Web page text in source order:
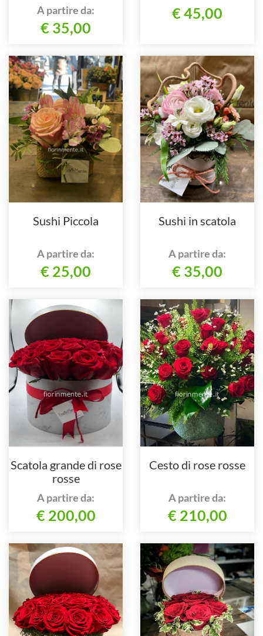
A partire da:
€ 35,00
€ 45,00
Sushi Piccola
A partire da:
€ 25,00
Sushi in scatola
A partire da:
€ 35,00
Scatola grande di rose
rosse
A partire da:
€ 200,00
Cesto di rose rosse
A partire da:
€ 210,00